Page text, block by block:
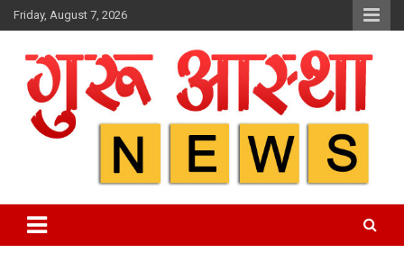
Skip
to
Friday, August 7, 2026